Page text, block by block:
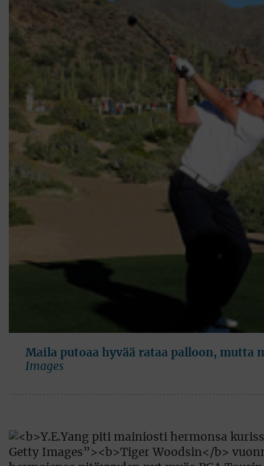
Maila putoaa hyvää rataa palloon,
Images